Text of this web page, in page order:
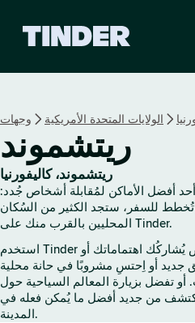
ة
ئ
ي
س
ة
ل
ـ
T
وجهات الولايات المتحدة الأمريكية
ريتشموند
ريتشموند، كاليفورنيا
أفضل الأماكن لمُقابلة أشخاص جُدد:
للسفر، ستجد الكثير من السُكان
المحليين بالقرب منك على Tinder.
استخدم Tinder لتُبادل الإعجاب مع شخص يُشاركُك اهتماماتك أو
جديد أو اِحتسِ مشروبًا في حانة محلية
تفضل بزيارة المعالم السياحية حول
من جديد أفضل ما يُمكن فعله في
المدينة.